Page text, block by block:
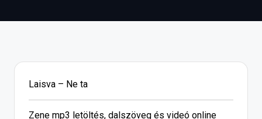
Laisva – Ne ta
Zene mp3 letöltés, dalszöveg és videó online